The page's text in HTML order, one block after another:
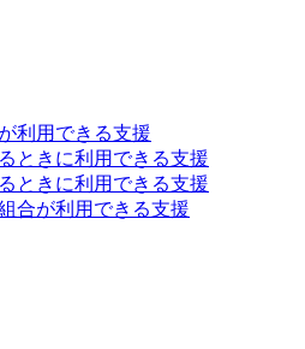
利用できる支援
ときに利用できる支援
ときに利用できる支援
合が利用できる支援